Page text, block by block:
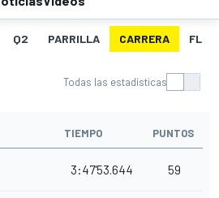
Q2 PARRILLA CARRERA FL
Todas las estadísticas
TIEMPO PUNTOS
3:47'53.644 59